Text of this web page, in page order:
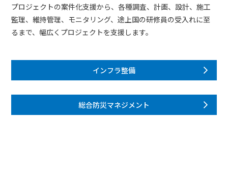
プロジェクトの案件化支援から、各種調査、計画、設計、施工
監理、維持管理、モニタリング、途上国の研修員の受入れに至
るまで、幅広くプロジェクトを支援します。
インフラ整備
総合防災マネジメント